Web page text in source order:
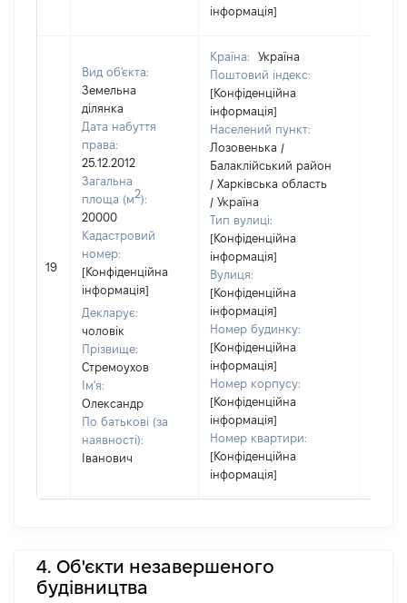
інформація]
19
Вид об'єкта:
Земельна
ділянка
Дата набуття
права:
25.12.2012
Загальна
площа (м2):
20000
Кадастровий
номер:
[Конфіденційна
інформація]
Декларує:
чоловік
Прізвище:
Стремоухов
Ім'я:
Олександр
По батькові (за
наявності):
Іванович
Країна:
Україна
Поштовий індекс:
[Конфіденційна
інформація]
Населений пункт:
Лозовенька /
Балаклійський район
/ Харківська область
/ Україна
Тип вулиці:
[Конфіденційна
інформація]
Вулиця:
[Конфіденційна
інформація]
Номер будинку:
[Конфіденційна
інформація]
Номер корпусу:
[Конфіденційна
інформація]
Номер квартири:
[Конфіденційна
інформація]
4. Об'єкти незавершеного
будівництва